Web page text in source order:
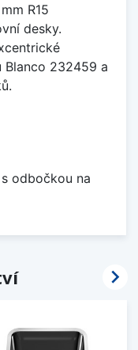
R15
desky.
Blanco 232459 a
odbočkou na
